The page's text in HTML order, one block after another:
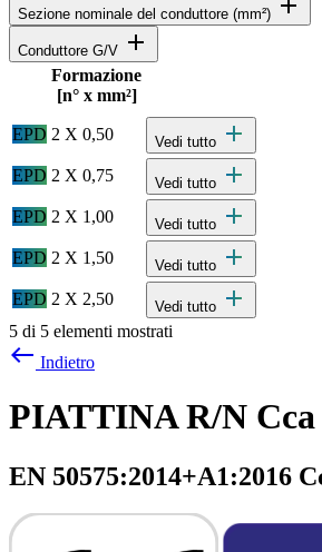
Sezione nominale del conduttore (mm²)
Conduttore G/V add
Specifiche dettagliate del prodotto e dati
Stato
Formazione
[n° x mm²]
EPD 2 X 0,50 Vedi tutto add
EPD 2 X 0,75 Vedi tutto add
EPD 2 X 1,00 Vedi tutto add
EPD 2 X 1,50 Vedi tutto add
EPD 2 X 2,50 Vedi tutto add
5 di 5 elementi mostrati
west Indietro
PIATTINA R/N Cca
EN 50575:2014+A1:2016